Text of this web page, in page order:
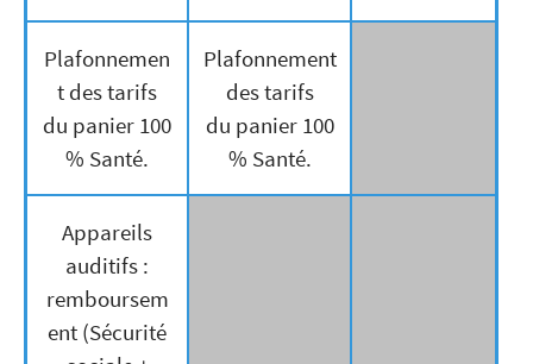
Plafonnemen
t des tarifs
du panier 100
% Santé.
Plafonnement
des tarifs
du panier 100
% Santé.
Appareils
auditifs :
remboursem
ent (Sécurité